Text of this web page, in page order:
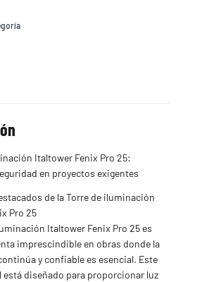
Italtower Fenix Pro 25:
en proyectos exigentes
de la Torre de iluminación
Pro 25
Italtower Fenix Pro 25 es
imprescindible en obras donde la
y confiable es esencial. Este
está diseñado para proporcionar luz